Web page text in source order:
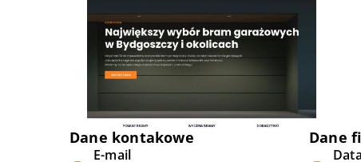
Dane kontakowe
E-mail
Dane